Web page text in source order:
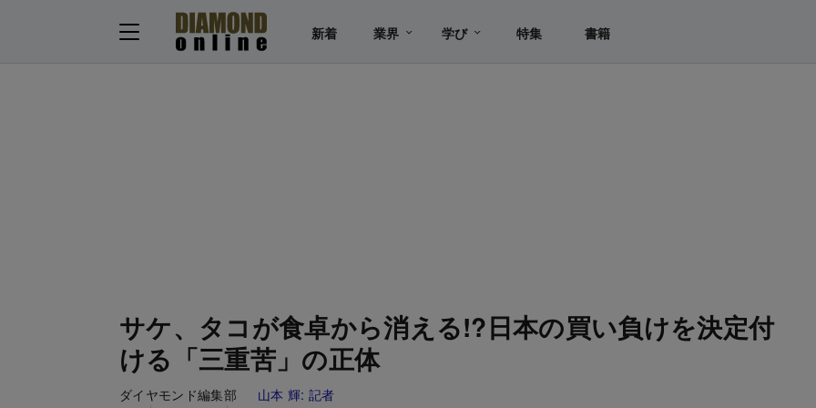
新着 業界 学び 特集 書籍
サケ、タコが食卓から消える!?日本の買い負けを決定付
ける「三重苦」の正体
ダイヤモンド編集部 山本 輝: 記者